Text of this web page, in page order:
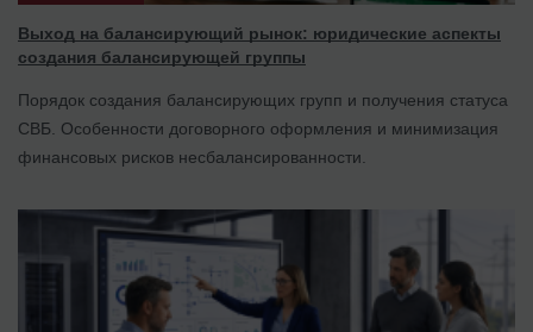
Выход на балансирующий рынок: юридические аспекты
создания балансирующей группы
Порядок создания балансирующих групп и получения статуса
СВБ. Особенности договорного оформления и минимизация
финансовых рисков несбалансированности.